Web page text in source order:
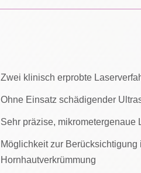
Zwei klinisch erprobte
Ohne Einsatz schädigender
Sehr präzise, mikrometergenaue
Möglichkeit zur
Hornhautverkrümmung